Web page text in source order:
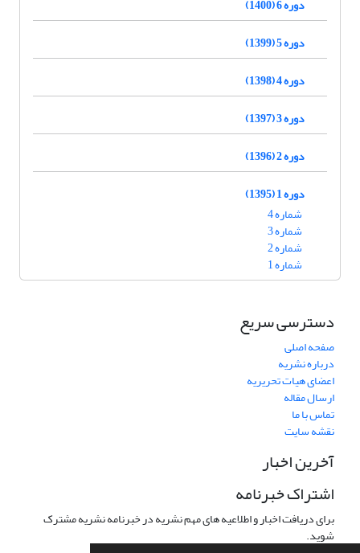
دوره 6 (1400)
دوره 5 (1399)
دوره 4 (1398)
دوره 3 (1397)
دوره 2 (1396)
دوره 1 (1395)
شماره 4
شماره 3
شماره 2
شماره 1
دسترسی سریع
صفحه اصلی
درباره نشریه
اعضای هیات تحریریه
ارسال مقاله
تماس با ما
نقشه سایت
آخرین اخبار
اشتراک خبرنامه
برای دریافت اخبار و اطلاعیه های مهم نشریه در خبرنامه نشریه مشترک
شوید.